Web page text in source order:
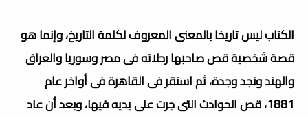
الكتاب ليس تاريخا بالمعنى المعروف لكلمة التاريخ، وإنما هو
قصة شخصية قص صاحبها رحلاته فى مصر وسوريا والعراق
والهند ونجد وجدة، ثم استقر فى القاهرة فى أواخر عام
1881، قص الحوادث التى جرت على يديه فيها، وبعد أن عاد